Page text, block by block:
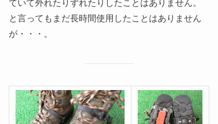
ていて外れたりずれたりしたことはありません。
と言ってもまだ長時間使用したことはありません
が・・・。